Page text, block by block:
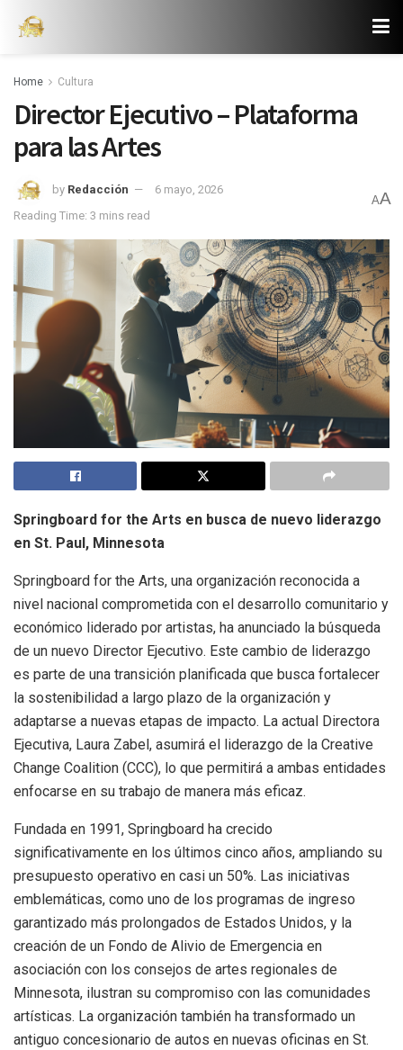
Home Cultura
Director Ejecutivo – Plataforma
para las Artes
by Redacción
6 mayo, 2026
Reading Time: 3 mins read
AA
Springboard for the Arts en busca de nuevo liderazgo
en St. Paul, Minnesota
Springboard for the Arts, una organización reconocida a
nivel nacional comprometida con el desarrollo comunitario y
económico liderado por artistas, ha anunciado la búsqueda
de un nuevo Director Ejecutivo. Este cambio de liderazgo
es parte de una transición planificada que busca fortalecer
la sostenibilidad a largo plazo de la organización y
adaptarse a nuevas etapas de impacto. La actual Directora
Ejecutiva, Laura Zabel, asumirá el liderazgo de la Creative
Change Coalition (CCC), lo que permitirá a ambas entidades
enfocarse en su trabajo de manera más eficaz.
Fundada en 1991, Springboard ha crecido
significativamente en los últimos cinco años, ampliando su
presupuesto operativo en casi un 50%. Las iniciativas
emblemáticas, como uno de los programas de ingreso
garantizado más prolongados de Estados Unidos, y la
creación de un Fondo de Alivio de Emergencia en
asociación con los consejos de artes regionales de
Minnesota, ilustran su compromiso con las comunidades
artísticas. La organización también ha transformado un
antiguo concesionario de autos en nuevas oficinas en St.